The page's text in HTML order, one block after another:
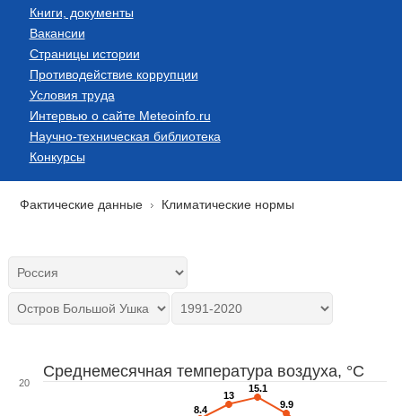
Книги, документы
Вакансии
Страницы истории
Противодействие коррупции
Условия труда
Интервью о сайте Meteoinfo.ru
Научно-техническая библиотека
Конкурсы
Фактические данные Климатические нормы
Среднемесячная температура воздуха, °C
8.4
8.4
13
13
15.1
15.1
9.9
9.9
20